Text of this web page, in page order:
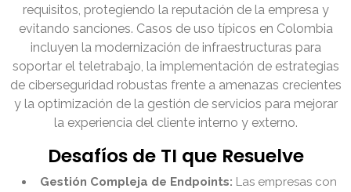
requisitos, protegiendo la reputación de la empresa y
evitando sanciones. Casos de uso típicos en Colombia
incluyen la modernización de infraestructuras para
soportar el teletrabajo, la implementación de estrategias
de ciberseguridad robustas frente a amenazas crecientes
y la optimización de la gestión de servicios para mejorar
la experiencia del cliente interno y externo.
Desafíos de TI que Resuelve
Gestión Compleja de Endpoints: Las empresas con